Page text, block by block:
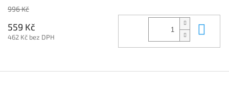
996 Kč
559 Kč
462 Kč bez DPH